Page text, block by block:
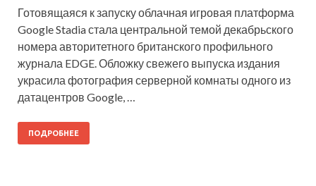
Готовящаяся к запуску облачная игровая платформа
Google Stadia стала центральной темой декабрьского
номера авторитетного британского профильного
журнала EDGE. Обложку свежего выпуска издания
украсила фотография серверной комнаты одного из
датацентров Google, …
ПОДРОБНЕЕ